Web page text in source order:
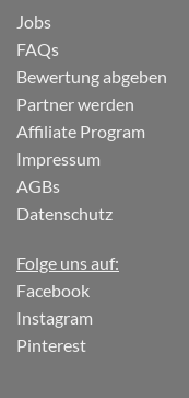
Jobs
FAQs
Bewertung abgeben
Partner werden
Affiliate Program
Impressum
AGBs
Datenschutz
Folge uns auf:
Facebook
Instagram
Pinterest